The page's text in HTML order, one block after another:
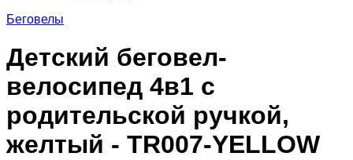
Беговелы
Детский беговел-
велосипед 4в1 с
родительской ручкой,
желтый - TR007-YELLOW